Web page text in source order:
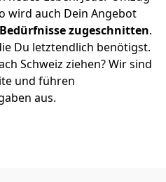
wird auch Dein Angebot
Bedürfnisse zugeschnitten.
Du letztendlich benötigst.
Schweiz ziehen? Wir sind
und führen
aus.